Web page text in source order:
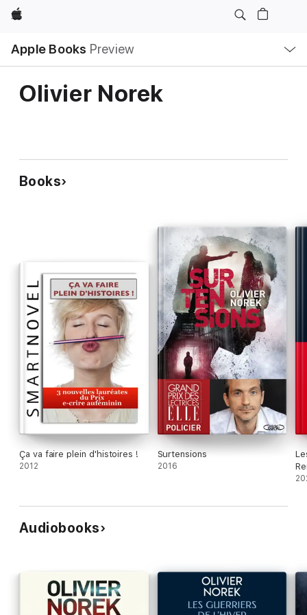
Apple
Apple Books Preview
Nav
Open
Menu
Olivier Norek
Books
Ça va faire plein d'histoires !
2012
Surtensions
2016
Audiobooks